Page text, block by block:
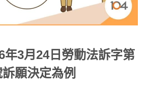
年3月24日勞動法訴字第
願決定為例